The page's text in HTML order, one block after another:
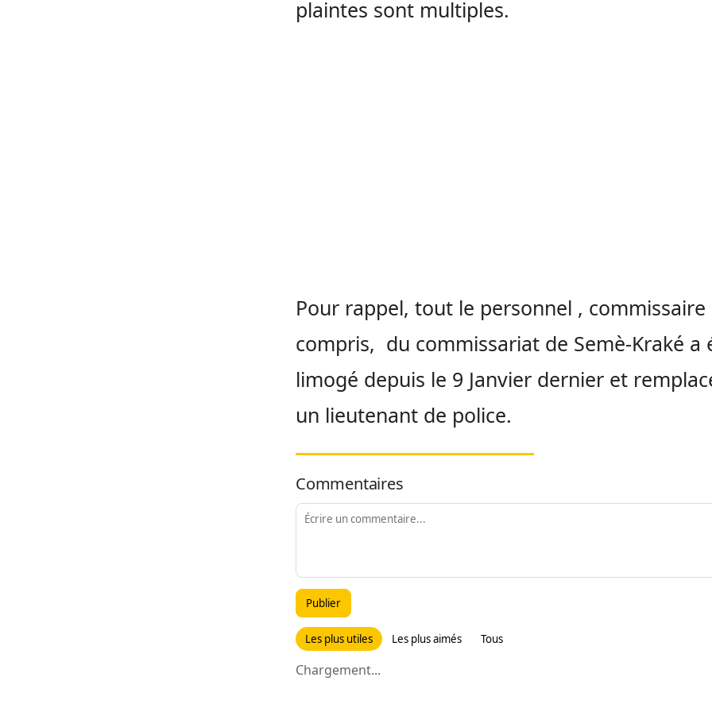
plaintes sont multiples.
Pour rappel, tout le personnel , commissaire
compris, du commissariat de Semè-Kraké a
limogé depuis le 9 Janvier dernier et
un lieutenant de police.
Commentaires
Publier
Les plus utiles Les plus aimés Tous
Chargement...